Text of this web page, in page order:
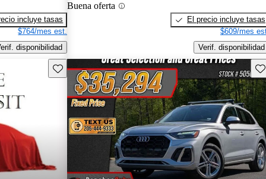
incluye tasas
$764/mes est.
disponibilidad
Buena oferta
El precio incluye tasas
$609/mes
Verif. disponibilidad
Guarda este Aviso